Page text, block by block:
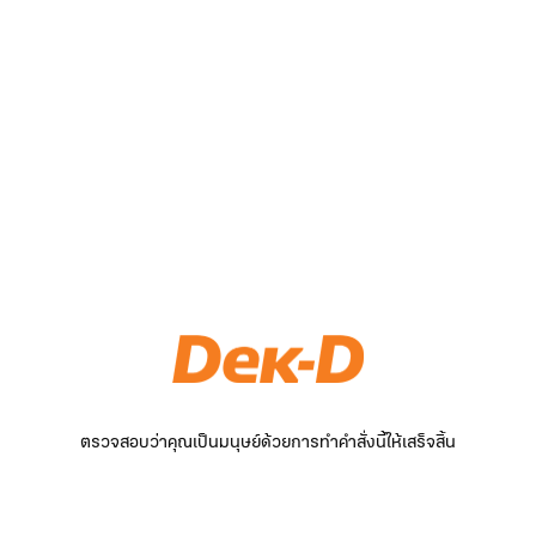
ตรวจสอบว่าคุณเป็นมนุษย์ด้วยการทำคำสั่งนี้ให้เสร็จสิ้น